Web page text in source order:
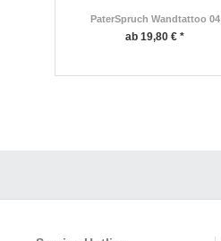
PaterSpruch Wandtattoo 04
ab 19,80 € *